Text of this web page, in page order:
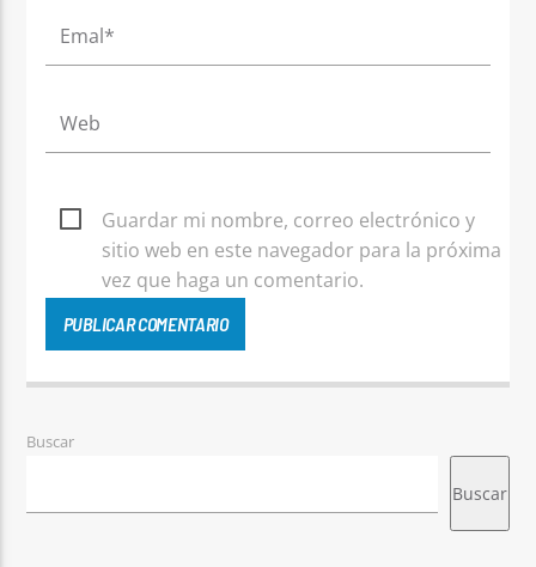
Guardar mi nombre, correo electrónico y
sitio web en este navegador para la próxima
vez que haga un comentario.
Buscar
Buscar